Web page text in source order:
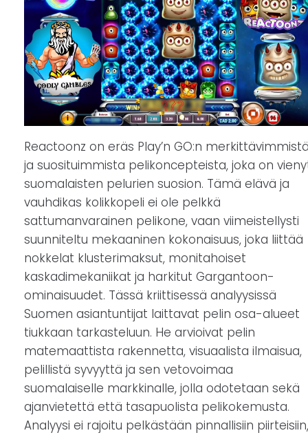
Reactoonz on eräs Play’n GO:n
ja suosituimmista pelikoncepteista, joka on
suomalaisten pelurien suosion. Tämä elävä ja
vauhdikas kolikkopeli ei ole pelkkä
sattumanvarainen pelikone, vaan viimeistellysti
suunniteltu mekaaninen kokonaisuus, joka liittää
nokkelat klusterimaksut, monitahoiset
kaskadimekaniikat ja harkitut Gargantoon-
ominaisuudet. Tässä kriittisessä analyysissä
Suomen asiantuntijat laittavat pelin osa-alueet
tiukkaan tarkasteluun. He arvioivat pelin
matemaattista rakennetta, visuaalista ilmaisua,
pelillistä syvyyttä ja sen vetovoimaa
suomalaiselle markkinalle, jolla odotetaan sekä
ajanvietettä että tasapuolista pelikokemusta.
Analyysi ei rajoitu pelkästään pinnallisiin piirteisiin,